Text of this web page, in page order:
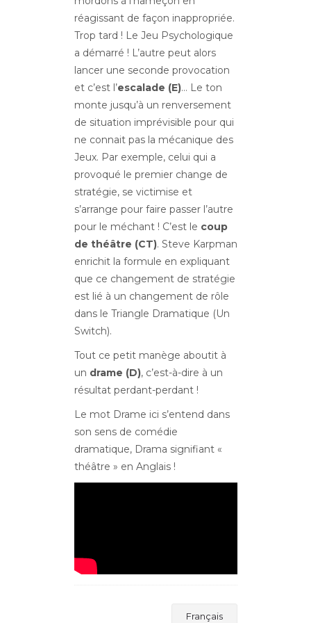
réagissant de façon inappropriée.
Trop tard ! Le Jeu Psychologique
a démarré ! L’autre peut alors
lancer une seconde provocation
et c’est l’escalade (E)… Le ton
monte jusqu’à un renversement
de situation imprévisible pour qui
ne connait pas la mécanique des
Jeux. Par exemple, celui qui a
provoqué le premier change de
stratégie, se victimise et
s’arrange pour faire passer l’autre
pour le méchant ! C’est le coup
de théâtre (CT). Steve Karpman
enrichit la formule en expliquant
que ce changement de stratégie
est lié à un changement de rôle
dans le Triangle Dramatique (Un
Switch).
Tout ce petit manège aboutit à
un drame (D), c’est-à-dire à un
résultat perdant-perdant !
Le mot Drame ici s’entend dans
son sens de comédie
dramatique, Drama signifiant «
théâtre » en Anglais !
Français